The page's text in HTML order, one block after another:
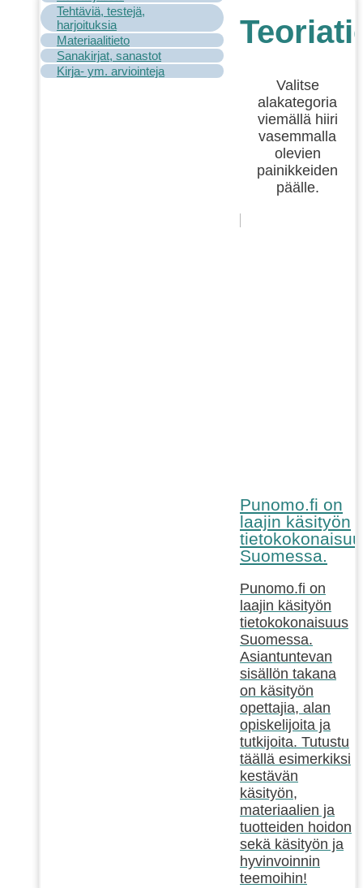
Tehtäviä, testejä,
harjoituksia
Materiaalitieto
Sanakirjat, sanastot
Kirja- ym. arviointeja
Valitse
alakategoria
viemällä hiiri
vasemmalla
olevien
painikkeiden
päälle.
Punomo.fi on
laajin käsityön
Suomessa.
Punomo.fi on
laajin käsityön
tietokokonaisuus
Suomessa.
Asiantuntevan
sisällön takana
on käsityön
opettajia, alan
opiskelijoita ja
tutkijoita. Tutustu
täällä esimerkiksi
kestävän
käsityön,
materiaalien ja
tuotteiden hoidon
sekä käsityön ja
hyvinvoinnin
teemoihin!